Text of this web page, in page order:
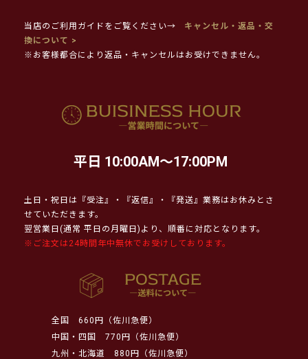
当店のご利用ガイドをご覧ください→
キャンセル・返品・交
換について >
※お客様都合により返品・キャンセルはお受けできません。
平日 10:00AM～17:00PM
土日・祝日は『受注』・『返信』・『発送』業務はお休みとさ
せていただきます。
翌営業日(通常 平日の月曜日)より、順番に対応となります。
※ご注文は24時間年中無休でお受けしております。
全国
660円（佐川急便）
中国・四国
770円（佐川急便）
九州・北海道
880円（佐川急便）